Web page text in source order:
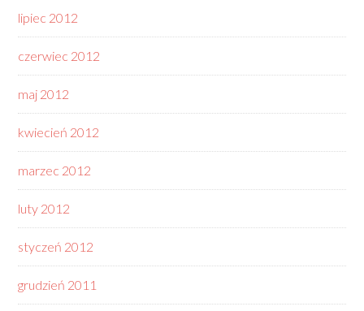
lipiec 2012
czerwiec 2012
maj 2012
kwiecień 2012
marzec 2012
luty 2012
styczeń 2012
grudzień 2011